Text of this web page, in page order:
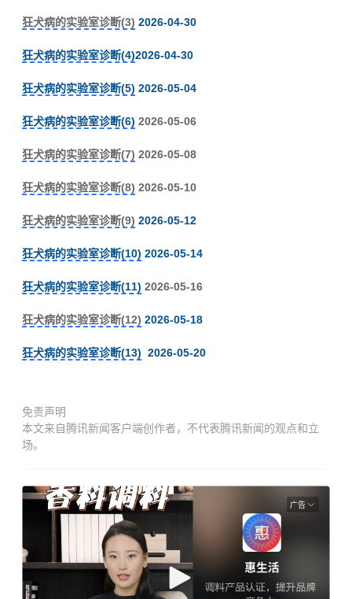
狂犬病的实验室诊断(3) 2026-04-30
狂犬病的实验室诊断(4)2026-04-30
狂犬病的实验室诊断(5) 2026-05-04
狂犬病的实验室诊断(6) 2026-05-06
狂犬病的实验室诊断(7) 2026-05-08
狂犬病的实验室诊断(8) 2026-05-10
狂犬病的实验室诊断(9) 2026-05-12
狂犬病的实验室诊断(10) 2026-05-14
狂犬病的实验室诊断(11) 2026-05-16
狂犬病的实验室诊断(12) 2026-05-18
狂犬病的实验室诊断(13) 2026-05-20
免责声明
本文来自腾讯新闻客户端创作者，不代表腾讯新闻的观点和立
场。
广告